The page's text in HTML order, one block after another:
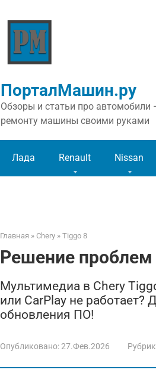
ПорталМашин.ру
Обзоры и статьи про автомобили
ремонту машины своими руками
Лада Renault Nissan
Главная » Chery » Tiggo 8
Решение проблем
Мультимедиа в Chery
или CarPlay не
обновления ПО!
Опубликовано:27.Фев.2026